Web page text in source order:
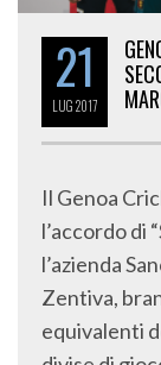
21
LUG2017
Il Genoa
l’accordo di
l’azienda
Zentiva,
equivalenti